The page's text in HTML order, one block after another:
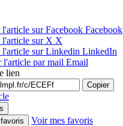
l'article sur Facebook Facebook
l'article sur X X
l'article sur Linkedin LinkedIn
l'article par mail Email
lien
Copier
Voir mes favoris